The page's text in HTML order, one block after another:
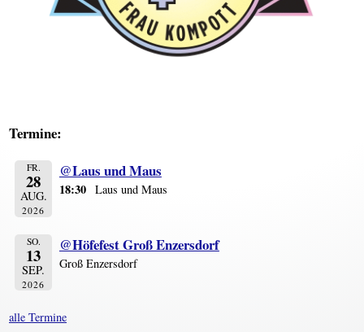
Termine:
FR.
28
AUG.
2026
@Laus und Maus
18:30 Laus und Maus
SO.
13
SEP.
2026
@Höfefest Groß Enzersdorf
Groß Enzersdorf
alle Termine